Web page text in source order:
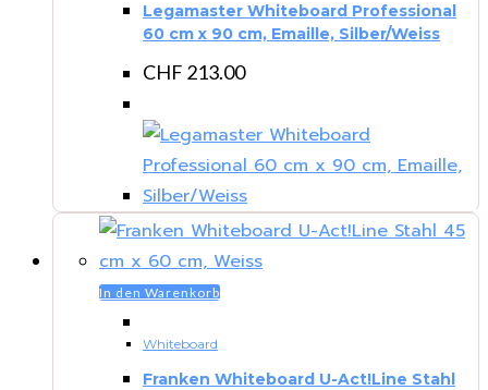
Legamaster Whiteboard Professional
60 cm x 90 cm, Emaille, Silber/Weiss
CHF 213.00
In den Warenkorb
Whiteboard
Franken Whiteboard U-Act!Line Stahl